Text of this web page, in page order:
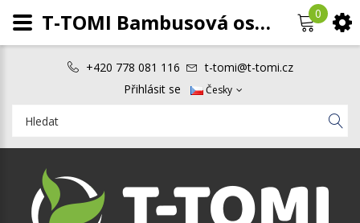
+420 778 081 116
t-tomi@t-tomi.cz
Přihlásit se
Česky
0
T-TOMI Bambusová osuška Blue